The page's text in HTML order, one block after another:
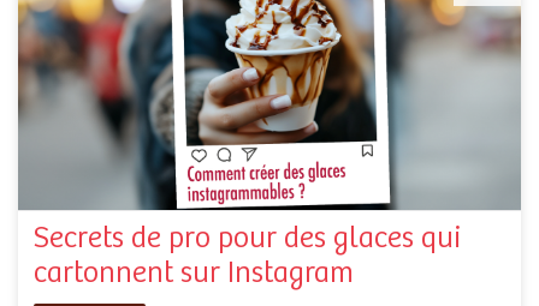
Secrets de pro pour des glaces qui
cartonnent sur Instagram